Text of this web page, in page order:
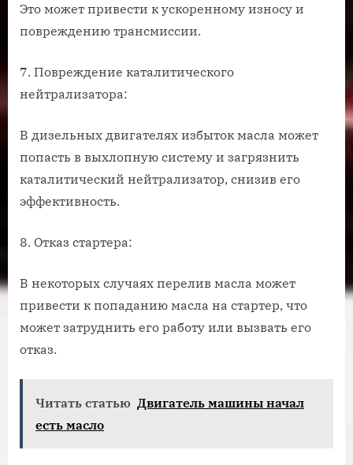
Это может привести к ускоренному износу и
повреждению трансмиссии.
7. Повреждение каталитического
нейтрализатора:
В дизельных двигателях избыток масла может
попасть в выхлопную систему и загрязнить
каталитический нейтрализатор, снизив его
эффективность.
8. Отказ стартера:
В некоторых случаях перелив масла может
привести к попаданию масла на стартер, что
может затруднить его работу или вызвать его
отказ.
Читать статью Двигатель машины начал
есть масло